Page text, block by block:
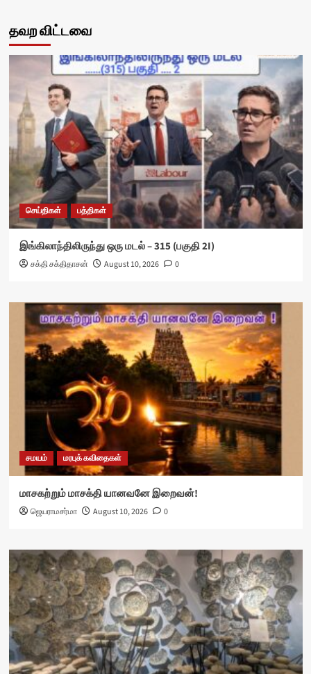
தவற விட்டவை
செய்திகள் பத்திகள்
இங்கிலாந்திலிருந்து ஒரு மடல் – 315 (பகுதி 2I)
சக்தி சக்திதாசன் August 10, 2026 0
சமயம் மரபுக் கவிதைகள்
மாசகற்றும் மாசக்தி யானவனே இறைவன்!
ஜெயராமசர்மா August 10, 2026 0